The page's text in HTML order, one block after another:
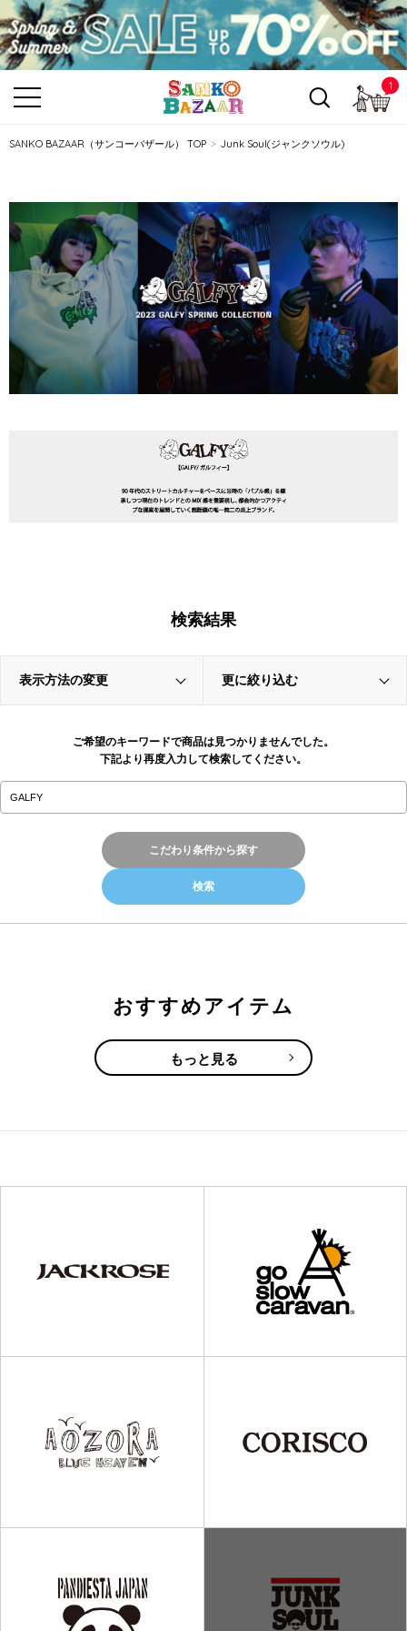
1
SANKO BAZAAR（サンコーバザール） TOP Junk Soul(ジャンクソウル)
検索結果
表示方法の変更 更に絞り込む
ご希望のキーワードで商品は見つかりませんでした。
下記より再度入力して検索してください。
こだわり条件から探す
おすすめアイテム
もっと見る